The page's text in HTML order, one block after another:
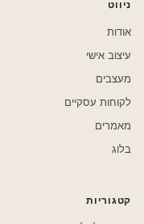
ניווט
אודות
עיצוב אישי
מעצבים
לקוחות עסקיים
מאמרים
בלוג
קטגוריות